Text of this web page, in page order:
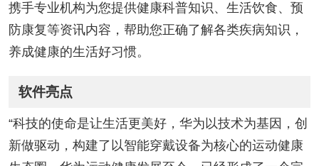
携手专业机构为您提供健康科普知识、生活饮食、预
防康复等资讯内容，帮助您正确了解各类疾病知识，
养成健康的生活好习惯。
软件亮点
“科技的使命是让生活更美好，华为以技术为基因，创
新做驱动，构建了以智能穿戴设备为核心的运动健康